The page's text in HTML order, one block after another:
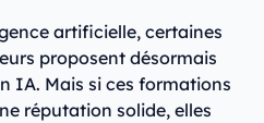
artificielle, certaines
proposent désormais
IA. Mais si ces formations
réputation solide, elles